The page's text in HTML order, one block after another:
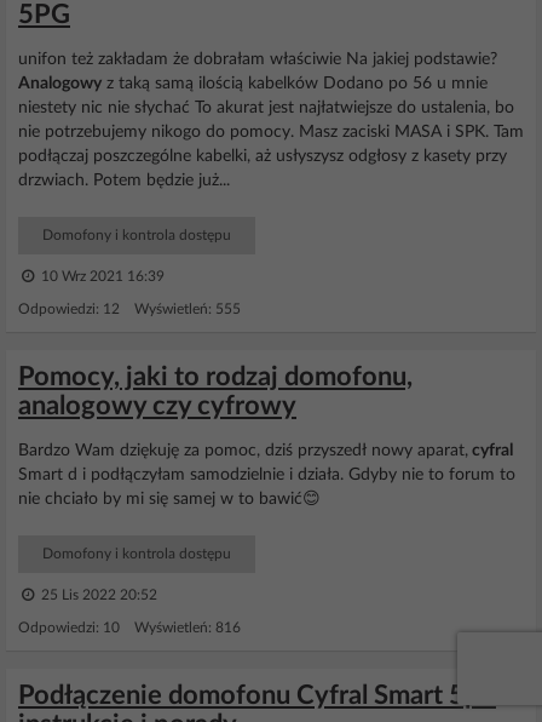
5PG
unifon też zakładam że dobrałam właściwie Na jakiej podstawie?
Analogowy z taką samą ilością kabelków Dodano po 56 u mnie
niestety nic nie słychać To akurat jest najłatwiejsze do ustalenia, bo
nie potrzebujemy nikogo do pomocy. Masz zaciski MASA i SPK. Tam
podłączaj poszczególne kabelki, aż usłyszysz odgłosy z kasety przy
drzwiach. Potem będzie już...
Domofony i kontrola dostępu
10 Wrz 2021 16:39
Odpowiedzi: 12 Wyświetleń: 555
Pomocy, jaki to rodzaj domofonu,
analogowy czy cyfrowy
Bardzo Wam dziękuję za pomoc, dziś przyszedł nowy aparat, cyfral
Smart d i podłączyłam samodzielnie i działa. Gdyby nie to forum to
nie chciało by mi się samej w to bawić😊
Domofony i kontrola dostępu
25 Lis 2022 20:52
Odpowiedzi: 10 Wyświetleń: 816
Podłączenie domofonu Cyfral Smart 5p -